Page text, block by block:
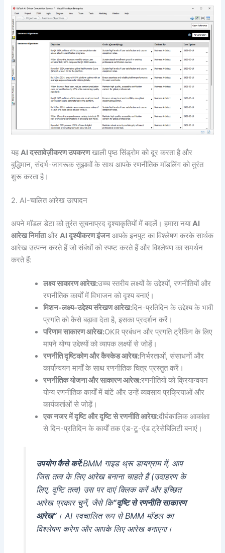
यह AI दस्तावेज़ीकरण उपकरणखाली पृष्ठ सिंड्रोम को दूर करता है और
बुद्धिमान, संदर्भ-जागरूक सुझावों के साथ आपके रणनीतिक मॉडलिंग को तुरंत
शुरू करता है।
2. AI-चालित आरेख उत्पादन
अपने मॉडल डेटा को तुरंत सूचनाप्रद दृश्याकृतियों में बदलें। हमारा नयाAI
आरेख निर्माताऔरAI दृश्यीकरण इंजनआपके इनपुट का विश्लेषण करके सार्थक
आरेख उत्पन्न करते हैं जो संबंधों को स्पष्ट करते हैं और विश्लेषण का समर्थन
करते हैं:
लक्ष्य साकारण आरेख:उच्च स्तरीय लक्ष्यों के उद्देश्यों, रणनीतियों और
रणनीतिक कार्यों में विभाजन को दृश्य बनाएं।
मिशन-लक्ष्य-उद्देश्य संरेखण आरेख:दिन-प्रतिदिन के उद्देश्य के भावी
प्रगति को कैसे बढ़ावा देता है, इसका प्रदर्शन करें।
परिणाम साकारण आरेख:OKR प्रबंधन और प्रगति ट्रैकिंग के लिए
मापने योग्य उद्देश्यों को व्यापक लक्ष्यों से जोड़ें।
रणनीति दृष्टिकोण और कैस्केड आरेख:निर्भरताओं, संसाधनों और
कार्यान्वयन मार्गों के साथ रणनीतिक चित्र प्रस्तुत करें।
रणनीतिक योजना और साकारण आरेख:रणनीतियों को क्रियान्वयन
योग्य रणनीतिक कार्यों में बांटें और उन्हें व्यवसाय प्रक्रियाओं और
कार्यकर्ताओं से जोड़ें।
एक नजर में दृष्टि और दृष्टि से रणनीति आरेख:दीर्घकालिक आकांक्षा
से दिन-प्रतिदिन के कार्यों तक एंड-टू-एंड ट्रेसेबिलिटी बनाएं।
उपयोग कैसे करें:BMM गाइड थ्रू डायग्राम में, आप
जिस तत्व के लिए आरेख बनाना चाहते हैं (उदाहरण के
लिए, दृष्टि तत्व) उस पर दाएं क्लिक करें और इच्छित
आरेख प्रकार चुनें, जैसे कि“दृष्टि से रणनीति साकारण
आरेख”। AI स्वचालित रूप से BMM मॉडल का
विश्लेषण करेगा और आपके लिए आरेख बनाएगा।